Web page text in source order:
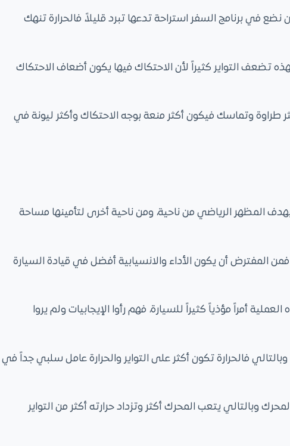
نضع في برنامج السفر استراحة تدعها تبرد قليلاً، فالحرارة تنهك
تضعف التواير كثيراً لأن الاحتكاك فيها يكون أضعاف الاحتكاك
طراوة وتماسك فيكون أكثر منعة بوجه الاحتكاك وأكثر ليونة في
المظهر الرياضي من ناحية، ومن ناحية أخرى لتأمينها مساحة
المفترض أن يكون الأداء والانسيابية أفضل في قيادة السيارة
أمراً مؤذياً كثيراً للسيارة، فهم رأوا الإيجابيات ولم يروا
فالحرارة تكون أكثر على التواير والحرارة عامل سلبي جداً في
وبالتالي يتعب المحرك أكثر وتزداد حرارته أكثر من التواير